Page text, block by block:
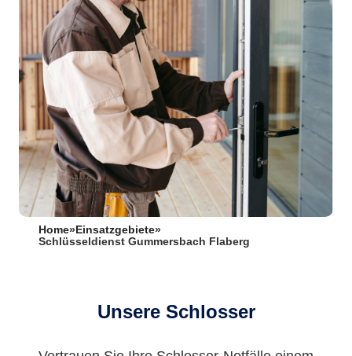
Home» Einsatzgebiete»
Schlüsseldienst Gummersbach Flaberg
Unsere Schlosser